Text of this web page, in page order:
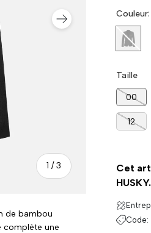
1 /de
3
SUIVANT
de bambou
complète une
Noir
Taille
00
12
Cet
HUSKY.
Code: